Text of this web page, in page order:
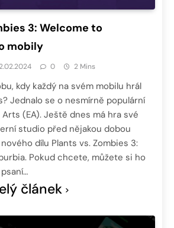
3: Welcome to
mobily
0 2 Mins
kdy každý na svém mobilu hrál
Jednalo se o nesmírně populární
(EA). Ještě dnes má hra své
studio před nějakou dobou
dílu Plants vs. Zombies 3:
Pokud chcete, můžete si ho
článek